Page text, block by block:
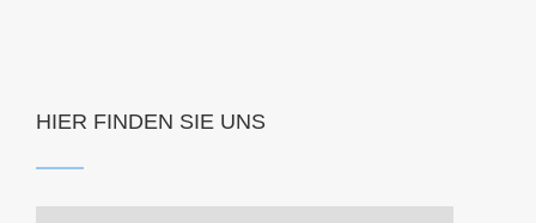
HIER FINDEN SIE UNS